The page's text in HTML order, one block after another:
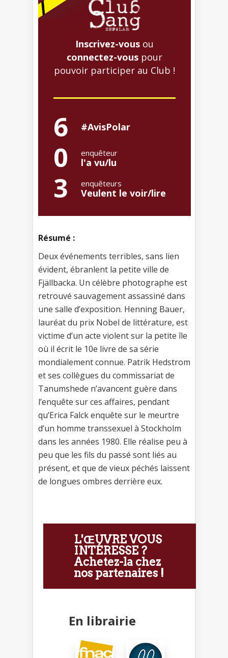
Inscrivez-vous ou
connectez-vous pour
pouvoir participer au Club !
6 #AvisPolar
0 enquêteur
l'a vu/lu
3 enquêteurs
Veulent le voir/lire
Résumé :
Deux événements terribles, sans lien
évident, ébranlent la petite ville de
Fjällbacka. Un célèbre photographe est
retrouvé sauvagement assassiné dans
une salle d’exposition. Henning Bauer,
lauréat du prix Nobel de littérature, est
victime d’un acte violent sur la petite île
où il écrit le 10e livre de sa série
mondialement connue. Patrik Hedstrom
et ses collègues du commissariat de
Tanumshede n’avancent guère dans
l’enquête sur ces affaires, pendant
qu’Erica Falck enquête sur le meurtre
d’un homme transsexuel à Stockholm
dans les années 1980. Elle réalise peu à
peu que les fils du passé sont liés au
présent, et que de vieux péchés laissent
de longues ombres derrière eux.
L'ŒUVRE VOUS
INTÉRESSE ?
Achetez-la chez
nos partenaires !
En librairie